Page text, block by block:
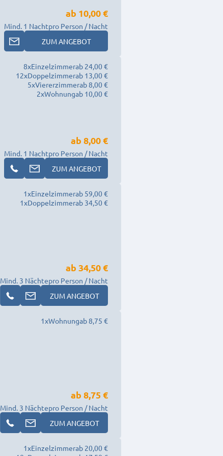
Mind. 1 Nacht
ab 10,00 €
pro Person / Nacht
ZUM ANGEBOT
8xEinzelzimmerab 24,00 €
12xDoppelzimmerab 13,00 €
5xViererzimmerab 8,00 €
2xWohnungab 10,00 €
Mind. 1 Nacht
ab 8,00 €
pro Person / Nacht
ZUM ANGEBOT
1xEinzelzimmerab 59,00 €
1xDoppelzimmerab 34,50 €
Mind. 3 Nächte
ab 34,50 €
pro Person / Nacht
ZUM ANGEBOT
1xWohnungab 8,75 €
Mind. 3 Nächte
ab 8,75 €
pro Person / Nacht
ZUM ANGEBOT
1xEinzelzimmerab 20,00 €